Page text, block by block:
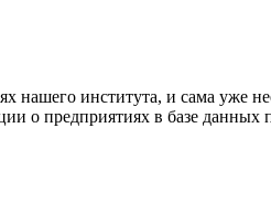
института, и сама уже
о предприятиях в базе данных